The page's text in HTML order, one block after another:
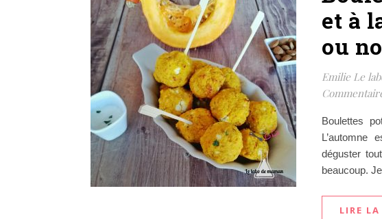
et à
ou
Emilie Le
Boulettes
L’automne
déguster
beaucoup.
LIRE